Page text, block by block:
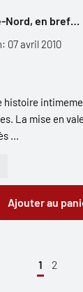
Nord, en bref…
07 avril 2010
histoire
La mise en
...
Ajouter au
1 2